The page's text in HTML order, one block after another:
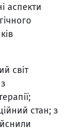
аспекти
світ
стан; з